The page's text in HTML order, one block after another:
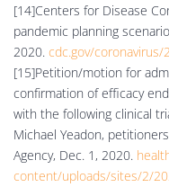
[14]Centers for Disease
pandemic planning
2020. cdc.gov/
[15]Petition/motion for
confirmation of efficacy
with the following clinical
Michael Yeadon,
Agency, Dec. 1, 2020.
content/uploads/sites/2/